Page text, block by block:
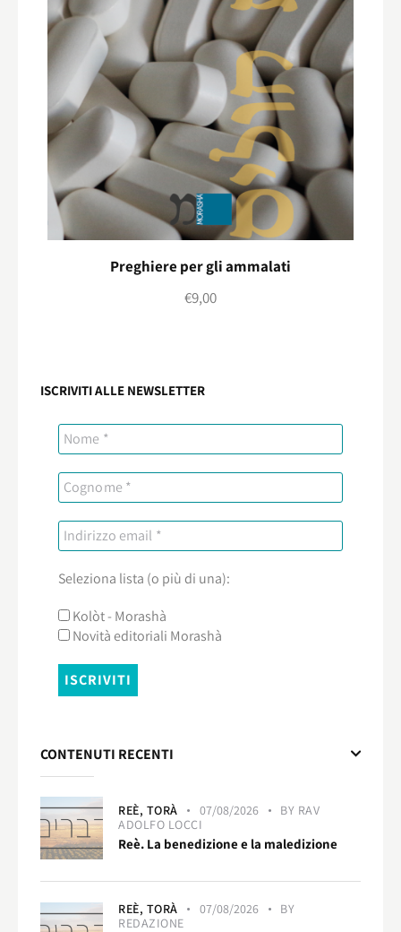
Preghiere per gli ammalati
€9,00
ISCRIVITI ALLE NEWSLETTER
Seleziona lista (o più di una):
Kolòt - Morashà
Novità editoriali Morashà
CONTENUTI RECENTI
REÈ, TORÀ 07/08/2026 BY RAV
ADOLFO LOCCI
Reè. La benedizione e la maledizione
REÈ, TORÀ 07/08/2026
BY
REDAZIONE